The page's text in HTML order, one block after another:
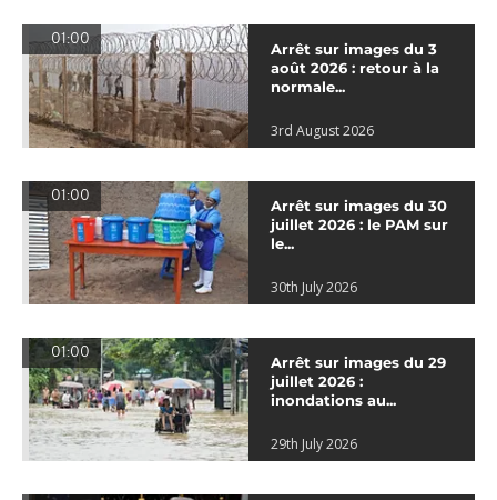
01:00
Arrêt sur images du 3
août 2026 : retour à la
normale...
3rd August 2026
01:00
Arrêt sur images du 30
juillet 2026 : le PAM sur
le...
30th July 2026
01:00
Arrêt sur images du 29
juillet 2026 :
inondations au...
29th July 2026